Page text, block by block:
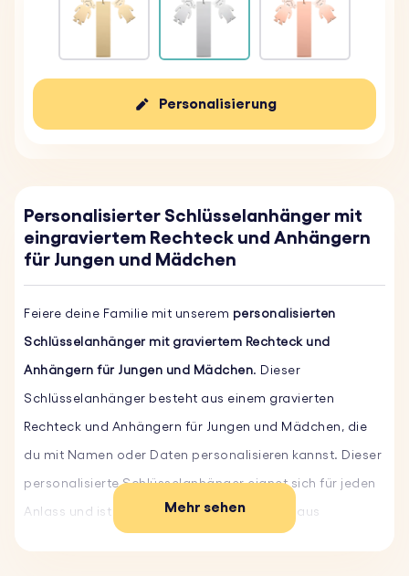
Personalisierung
Personalisierter Schlüsselanhänger mit
eingraviertem Rechteck und Anhängern
für Jungen und Mädchen
Feiere deine Familie mit unserem personalisierten
Schlüsselanhänger mit graviertem Rechteck und
Anhängern für Jungen und Mädchen. Dieser
Schlüsselanhänger besteht aus einem gravierten
Rechteck und Anhängern für Jungen und Mädchen, die
du mit Namen oder Daten personalisieren kannst. Dieser
personalisierte Schlüsselanhänger eignet sich für jeden
Anlass und ist ein schönes Geschenk. Er ist aus
Mehr sehen